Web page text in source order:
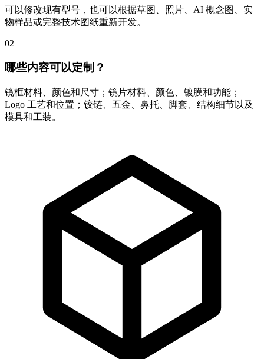
可以修改现有型号，也可以根据草图、照片、AI 概念图、实
物样品或完整技术图纸重新开发。
02
哪些内容可以定制？
镜框材料、颜色和尺寸；镜片材料、颜色、镀膜和功能；
Logo 工艺和位置；铰链、五金、鼻托、脚套、结构细节以及
模具和工装。